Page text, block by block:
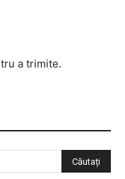
a trimite.